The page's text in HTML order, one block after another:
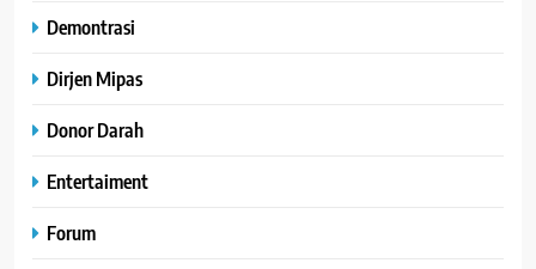
Demontrasi
Dirjen Mipas
Donor Darah
Entertaiment
Forum